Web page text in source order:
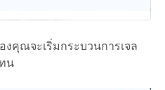
งคุณจะเริ่มกระบวนการเจล
น